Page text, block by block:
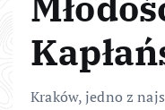
Kraków, jedno z